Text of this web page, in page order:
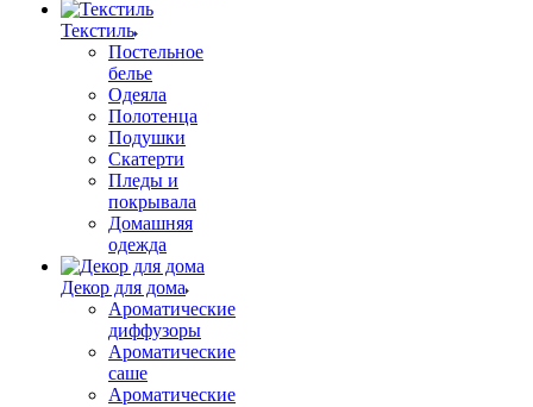
Текстиль
Постельное
белье
Одеяла
Полотенца
Подушки
Скатерти
Пледы и
покрывала
Домашняя
одежда
Декор для дома
Ароматические
диффузоры
Ароматические
саше
Ароматические